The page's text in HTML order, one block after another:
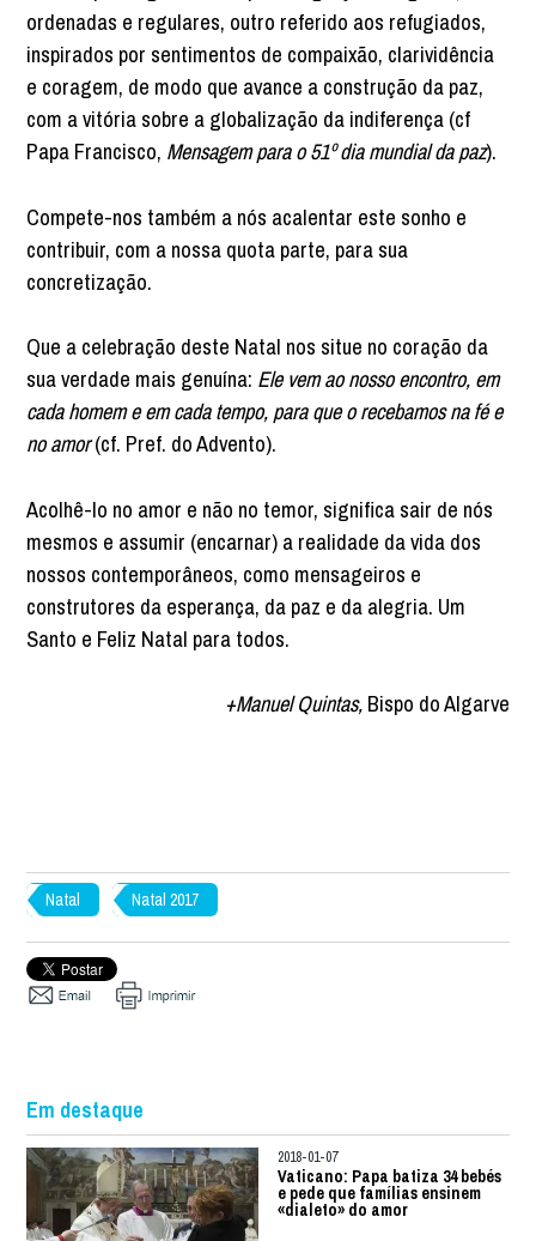
ordenadas e regulares, outro referido aos refugiados,
inspirados por sentimentos de compaixão, clarividência
e coragem, de modo que avance a construção da paz,
com a vitória sobre a globalização da indiferença (cf
Papa Francisco, Mensagem para o 51º dia mundial da paz).
Compete-nos também a nós acalentar este sonho e
contribuir, com a nossa quota parte, para sua
concretização.
Que a celebração deste Natal nos situe no coração da
sua verdade mais genuína: Ele vem ao nosso encontro, em
cada homem e em cada tempo, para que o recebamos na fé e
no amor(cf. Pref. do Advento).
Acolhê-lo no amor e não no temor, significa sair de nós
mesmos e assumir (encarnar) a realidade da vida dos
nossos contemporâneos, como mensageiros e
construtores da esperança, da paz e da alegria. Um
Santo e Feliz Natal para todos.
+Manuel Quintas, Bispo do Algarve
Natal Natal 2017
Em destaque
2018-01-07
Vaticano: Papa batiza 34 bebés
e pede que famílias ensinem
«dialeto» do amor